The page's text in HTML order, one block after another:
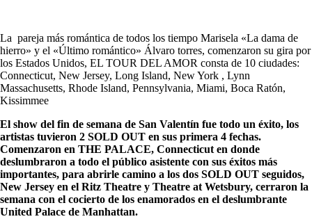
La pareja más romántica de todos los tiempo Marisela «La dama de
hierro» y el «Último romántico» Álvaro torres, comenzaron su gira por
los Estados Unidos, EL TOUR DEL AMOR consta de 10 ciudades:
Connecticut, New Jersey, Long Island, New York , Lynn
Massachusetts, Rhode Island, Pennsylvania, Miami, Boca Ratón,
Kissimmee
El show del fin de semana de San Valentín fue todo un éxito, los
artistas tuvieron 2 SOLD OUT en sus primera 4 fechas.
Comenzaron en THE PALACE, Connecticut en donde
deslumbraron a todo el público asistente con sus éxitos más
importantes, para abrirle camino a los dos SOLD OUT seguidos,
New Jersey en el Ritz Theatre y Theatre at Wetsbury, cerraron la
semana con el cocierto de los enamorados en el deslumbrante
United Palace de Manhattan.